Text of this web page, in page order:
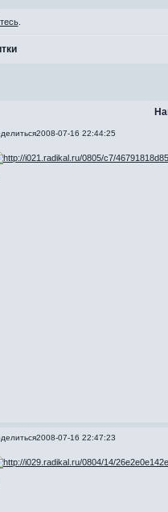
.
2008-07-16 22:44:25
2008-07-16 22:47:23